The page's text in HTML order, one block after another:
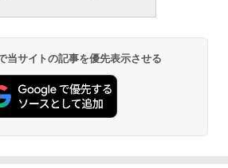
当サイトの記事を優先表示させる